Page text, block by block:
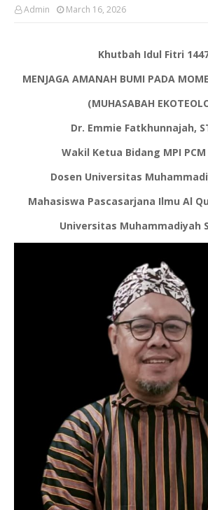
Admin March 16, 2026
Khutbah Idul Fitri
MENJAGA AMANAH BUMI PADA
(MUHASABAH
Dr. Emmie Fatkhunnajah,
Wakil Ketua Bidang MPI
Dosen Universitas
Mahasiswa Pascasarjana Ilmu Al
Universitas Muhammadiyah